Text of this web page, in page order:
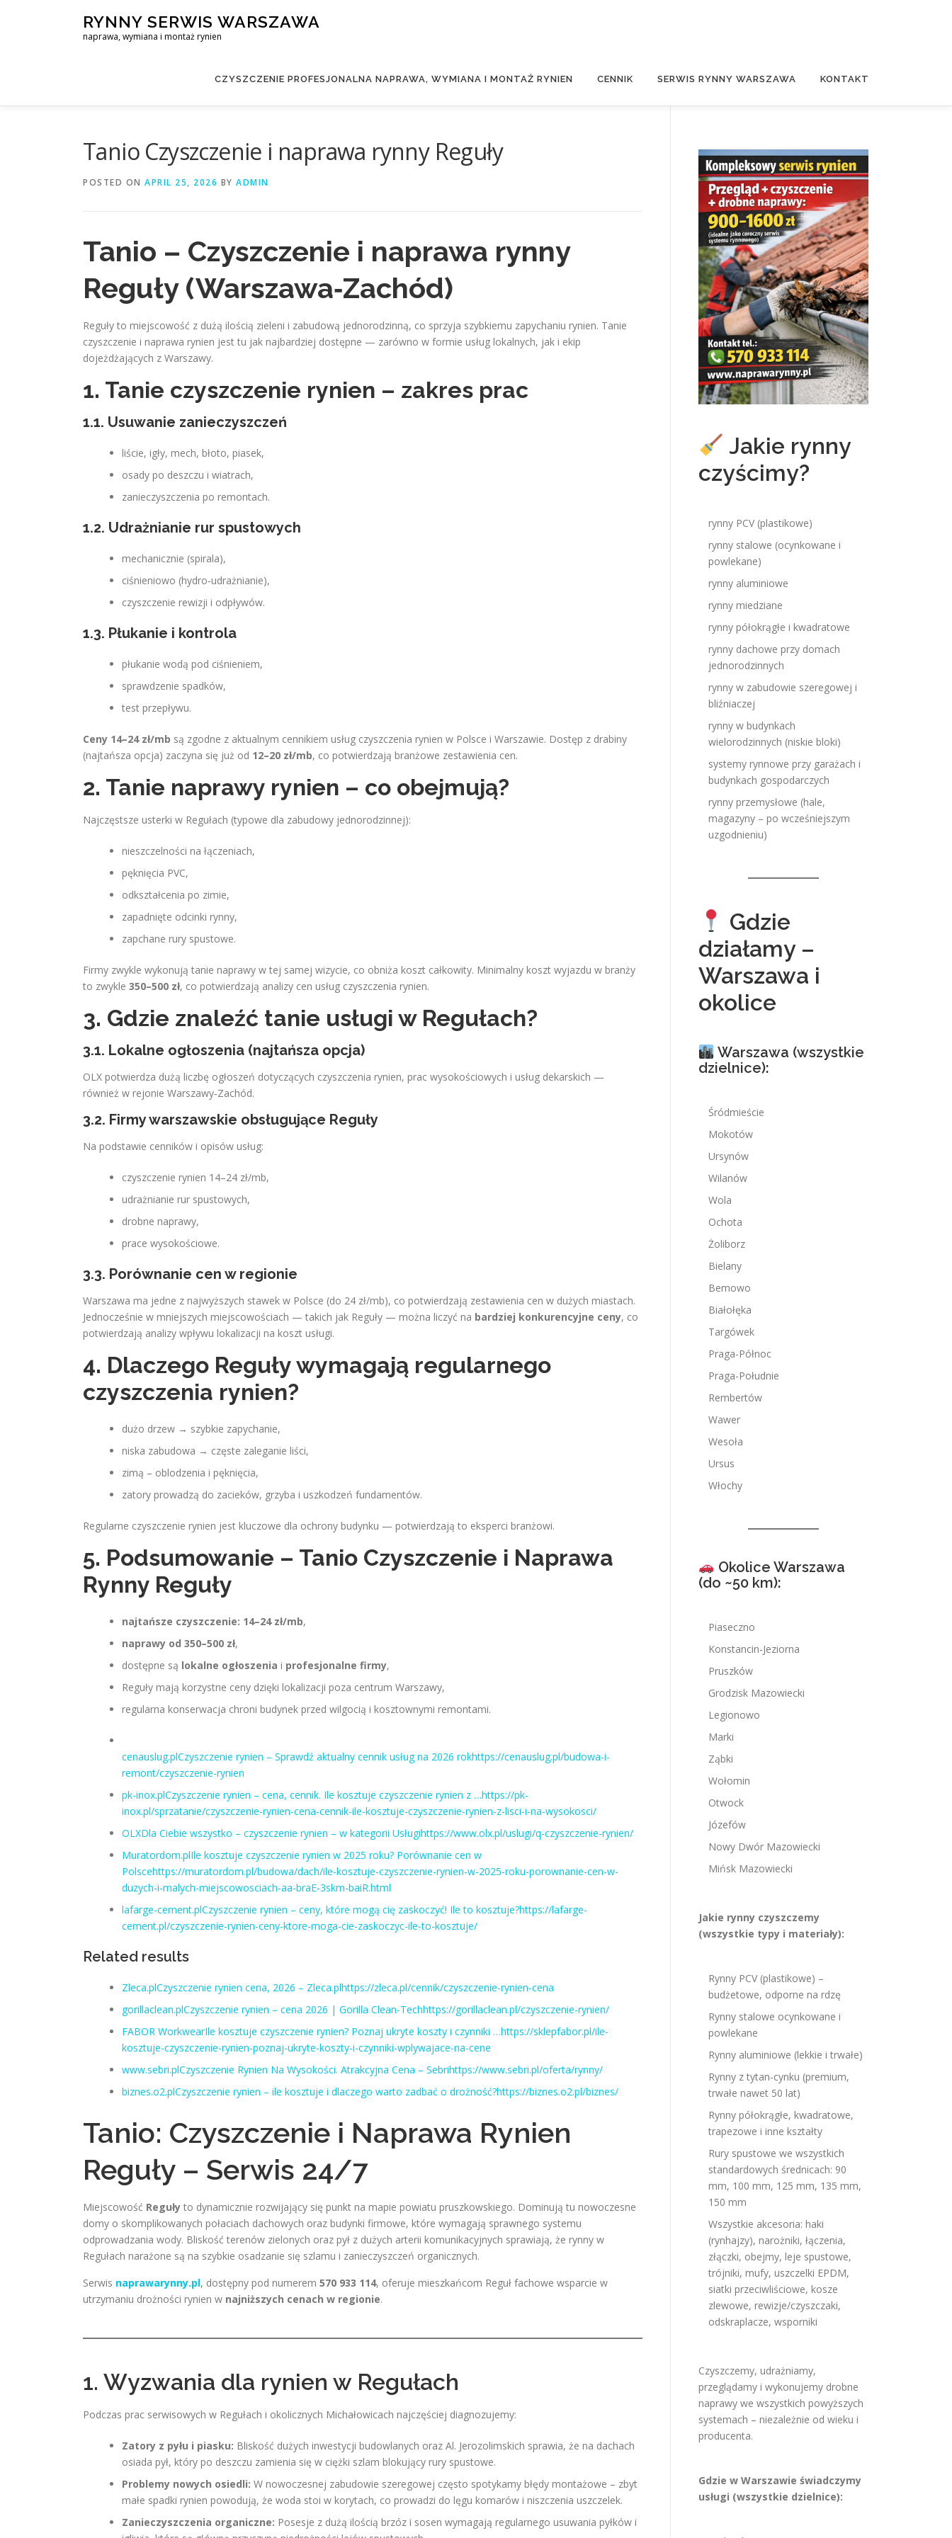
RYNNY SERWIS WARSZAWA
naprawa, wymiana i montaż rynien
CZYSZCZENIE PROFESJONALNA NAPRAWA, WYMIANA I MONTAŻ RYNIEN CENNIK SERWIS RYNNY WARSZAWA KONTAKT
Tanio Czyszczenie i naprawa rynny Reguły
POSTED ON APRIL 25, 2026 BY ADMIN
Tanio – Czyszczenie i naprawa rynny
Reguły (Warszawa‑Zachód)
Reguły to miejscowość z dużą ilością zieleni i zabudową jednorodzinną, co sprzyja szybkiemu zapychaniu rynien. Tanie
czyszczenie i naprawa rynien jest tu jak najbardziej dostępne — zarówno w formie usług lokalnych, jak i ekip
dojeżdżających z Warszawy.
1. Tanie czyszczenie rynien – zakres prac
1.1. Usuwanie zanieczyszczeń
liście, igły, mech, błoto, piasek,
osady po deszczu i wiatrach,
zanieczyszczenia po remontach.
1.2. Udrażnianie rur spustowych
mechanicznie (spirala),
ciśnieniowo (hydro‑udrażnianie),
czyszczenie rewizji i odpływów.
1.3. Płukanie i kontrola
płukanie wodą pod ciśnieniem,
sprawdzenie spadków,
test przepływu.
Ceny 14–24 zł/mb są zgodne z aktualnym cennikiem usług czyszczenia rynien w Polsce i Warszawie. Dostęp z drabiny
(najtańsza opcja) zaczyna się już od 12–20 zł/mb, co potwierdzają branżowe zestawienia cen.
2. Tanie naprawy rynien – co obejmują?
Najczęstsze usterki w Regułach (typowe dla zabudowy jednorodzinnej):
nieszczelności na łączeniach,
pęknięcia PVC,
odkształcenia po zimie,
zapadnięte odcinki rynny,
zapchane rury spustowe.
Firmy zwykle wykonują tanie naprawy w tej samej wizycie, co obniża koszt całkowity. Minimalny koszt wyjazdu w branży
to zwykle 350–500 zł, co potwierdzają analizy cen usług czyszczenia rynien.
3. Gdzie znaleźć tanie usługi w Regułach?
3.1. Lokalne ogłoszenia (najtańsza opcja)
OLX potwierdza dużą liczbę ogłoszeń dotyczących czyszczenia rynien, prac wysokościowych i usług dekarskich —
również w rejonie Warszawy‑Zachód.
3.2. Firmy warszawskie obsługujące Reguły
Na podstawie cenników i opisów usług:
czyszczenie rynien 14–24 zł/mb,
udrażnianie rur spustowych,
drobne naprawy,
prace wysokościowe.
3.3. Porównanie cen w regionie
Warszawa ma jedne z najwyższych stawek w Polsce (do 24 zł/mb), co potwierdzają zestawienia cen w dużych miastach.
Jednocześnie w mniejszych miejscowościach — takich jak Reguły — można liczyć na bardziej konkurencyjne ceny, co
potwierdzają analizy wpływu lokalizacji na koszt usługi.
4. Dlaczego Reguły wymagają regularnego
czyszczenia rynien?
dużo drzew → szybkie zapychanie,
niska zabudowa → częste zaleganie liści,
zimą – oblodzenia i pęknięcia,
zatory prowadzą do zacieków, grzyba i uszkodzeń fundamentów.
Regularne czyszczenie rynien jest kluczowe dla ochrony budynku — potwierdzają to eksperci branżowi.
5. Podsumowanie – Tanio Czyszczenie i Naprawa
Rynny Reguły
najtańsze czyszczenie: 14–24 zł/mb,
naprawy od 350–500 zł,
dostępne są lokalne ogłoszenia i profesjonalne firmy,
Reguły mają korzystne ceny dzięki lokalizacji poza centrum Warszawy,
regularna konserwacja chroni budynek przed wilgocią i kosztownymi remontami.
cenauslug.plCzyszczenie rynien – Sprawdź aktualny cennik usług na 2026 rokhttps://cenauslug.pl/budowa-i-
remont/czyszczenie-rynien
pk-inox.plCzyszczenie rynien – cena, cennik. Ile kosztuje czyszczenie rynien z …https://pk-
inox.pl/sprzatanie/czyszczenie-rynien-cena-cennik-ile-kosztuje-czyszczenie-rynien-z-lisci-i-na-wysokosci/
OLXDla Ciebie wszystko – czyszczenie rynien – w kategorii Usługihttps://www.olx.pl/uslugi/q-czyszczenie-rynien/
Muratordom.plIle kosztuje czyszczenie rynien w 2025 roku? Porównanie cen w
Polscehttps://muratordom.pl/budowa/dach/ile-kosztuje-czyszczenie-rynien-w-2025-roku-porownanie-cen-w-
duzych-i-malych-miejscowosciach-aa-braE-3skm-baiR.html
lafarge-cement.plCzyszczenie rynien – ceny, które mogą cię zaskoczyć! Ile to kosztuje?https://lafarge-
cement.pl/czyszczenie-rynien-ceny-ktore-moga-cie-zaskoczyc-ile-to-kosztuje/
Related results
Zleca.plCzyszczenie rynien cena, 2026 – Zleca.plhttps://zleca.pl/cennik/czyszczenie-rynien-cena
gorillaclean.plCzyszczenie rynien – cena 2026 | Gorilla Clean-Techhttps://gorillaclean.pl/czyszczenie-rynien/
FABOR WorkwearIle kosztuje czyszczenie rynien? Poznaj ukryte koszty i czynniki …https://sklepfabor.pl/ile-
kosztuje-czyszczenie-rynien-poznaj-ukryte-koszty-i-czynniki-wplywajace-na-cene
www.sebri.plCzyszczenie Rynien Na Wysokości. Atrakcyjna Cena – Sebrihttps://www.sebri.pl/oferta/rynny/
biznes.o2.plCzyszczenie rynien – ile kosztuje i dlaczego warto zadbać o drożność?https://biznes.o2.pl/biznes/
Tanio: Czyszczenie i Naprawa Rynien
Reguły – Serwis 24/7
Miejscowość Reguły to dynamicznie rozwijający się punkt na mapie powiatu pruszkowskiego. Dominują tu nowoczesne
domy o skomplikowanych połaciach dachowych oraz budynki firmowe, które wymagają sprawnego systemu
odprowadzania wody. Bliskość terenów zielonych oraz pył z dużych arterii komunikacyjnych sprawiają, że rynny w
Regułach narażone są na szybkie osadzanie się szlamu i zanieczyszczeń organicznych.
Serwis naprawarynny.pl, dostępny pod numerem 570 933 114, oferuje mieszkańcom Reguł fachowe wsparcie w
utrzymaniu drożności rynien w najniższych cenach w regionie.
1. Wyzwania dla rynien w Regułach
Podczas prac serwisowych w Regułach i okolicznych Michałowicach najczęściej diagnozujemy:
Zatory z pyłu i piasku: Bliskość dużych inwestycji budowlanych oraz Al. Jerozolimskich sprawia, że na dachach
osiada pył, który po deszczu zamienia się w ciężki szlam blokujący rury spustowe.
Problemy nowych osiedli: W nowoczesnej zabudowie szeregowej często spotykamy błędy montażowe – zbyt
małe spadki rynien powodują, że woda stoi w korytach, co prowadzi do lęgu komarów i niszczenia uszczelek.
Zanieczyszczenia organiczne: Posesje z dużą ilością brzóz i sosen wymagają regularnego usuwania pyłków i
Jakie rynny
czyścimy?
rynny PCV (plastikowe)
rynny stalowe (ocynkowane i
powlekane)
rynny aluminiowe
rynny miedziane
rynny półokrągłe i kwadratowe
rynny dachowe przy domach
jednorodzinnych
rynny w zabudowie szeregowej i
bliźniaczej
rynny w budynkach
wielorodzinnych (niskie bloki)
systemy rynnowe przy garażach i
budynkach gospodarczych
rynny przemysłowe (hale,
magazyny – po wcześniejszym
uzgodnieniu)
Gdzie
działamy –
Warszawa i
okolice
Warszawa (wszystkie
dzielnice):
Śródmieście
Mokotów
Ursynów
Wilanów
Wola
Ochota
Żoliborz
Bielany
Bemowo
Białołęka
Targówek
Praga-Północ
Praga-Południe
Rembertów
Wawer
Wesoła
Ursus
Włochy
Okolice Warszawa
(do ~50 km):
Piaseczno
Konstancin-Jeziorna
Pruszków
Grodzisk Mazowiecki
Legionowo
Marki
Ząbki
Wołomin
Otwock
Józefów
Nowy Dwór Mazowiecki
Mińsk Mazowiecki
Jakie rynny czyszczemy
(wszystkie typy i materiały):
Rynny PCV (plastikowe) –
budżetowe, odporne na rdzę
Rynny stalowe ocynkowane i
powlekane
Rynny aluminiowe (lekkie i trwałe)
Rynny z tytan-cynku (premium,
trwałe nawet 50 lat)
Rynny półokrągłe, kwadratowe,
trapezowe i inne kształty
Rury spustowe we wszystkich
standardowych średnicach: 90
mm, 100 mm, 125 mm, 135 mm,
150 mm
Wszystkie akcesoria: haki
(rynhajzy), narożniki, łączenia,
złączki, obejmy, leje spustowe,
trójniki, mufy, uszczelki EPDM,
siatki przeciwliściowe, kosze
zlewowe, rewizje/czyszczaki,
odskraplacze, wsporniki
Czyszczemy, udrażniamy,
przeglądamy i wykonujemy drobne
naprawy we wszystkich powyższych
systemach – niezależnie od wieku i
producenta.
Gdzie w Warszawie świadczymy
usługi (wszystkie dzielnice):